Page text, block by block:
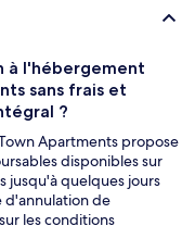
à l'hébergement
sans frais et
?
Apartments propose
disponibles sur
jusqu'à quelques jours
d'annulation de
les conditions